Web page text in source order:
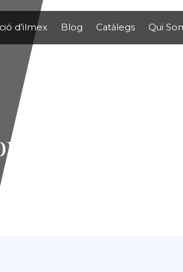
d’ilmex Blog Catàlegs Qui